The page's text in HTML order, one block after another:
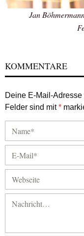
Jan
KOMMENTARE
Deine E-Mail-
Felder sind mit*